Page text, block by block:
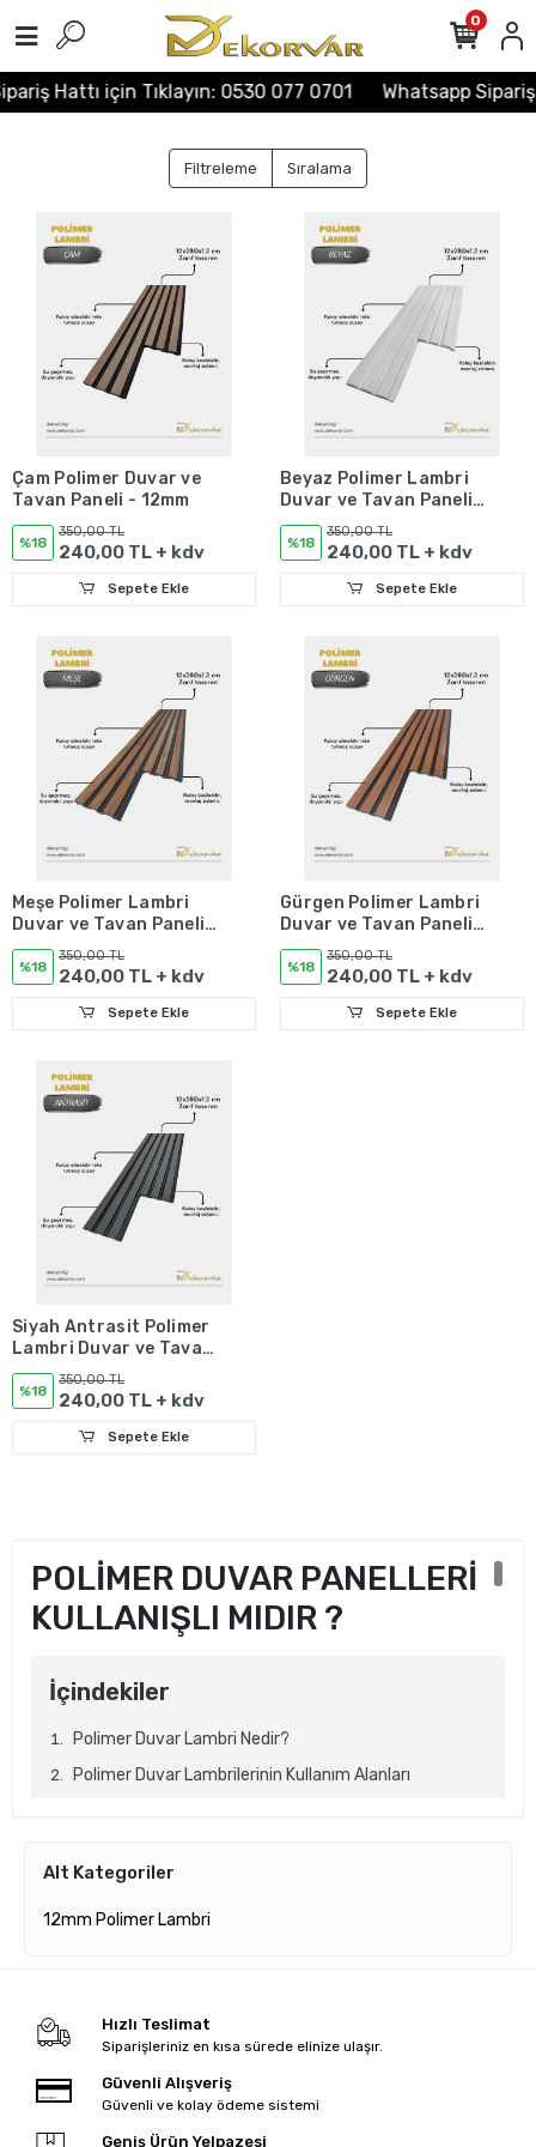
Hattı için Tıklayın: 0530 077 0701 Whatsapp
0
Filtreleme Sıralama
Çam Polimer Duvar ve
Tavan Paneli - 12mm
%18
350,00 TL
240,00 TL + kdv
Sepete Ekle
Beyaz Polimer Lambri
Duvar ve Tavan Paneli -
12mm
%18
350,00 TL
240,00 TL + kdv
Sepete Ekle
Meşe Polimer Lambri
Duvar ve Tavan Paneli -
12mm
%18
350,00 TL
240,00 TL + kdv
Sepete Ekle
Gürgen Polimer Lambri
Duvar ve Tavan Paneli -
12mm
%18
350,00 TL
240,00 TL + kdv
Sepete Ekle
Siyah Antrasit Polimer
Lambri Duvar ve Tavan
Paneli - 12mm
%18
350,00 TL
240,00 TL + kdv
Sepete Ekle
POLİMER DUVAR PANELLERİ
KULLANIŞLI MIDIR ?
İçindekiler
Polimer Duvar Lambri Nedir?
Polimer Duvar Lambrilerinin Kullanım Alanları
Sonuç: Estetikten Ödün Vermeden Maksimum
Dayanıklılık
Lambrileri:
Dayanıklılığı ve
Alt Kategoriler
12mm Polimer Lambri
Hızlı Teslimat
Siparişleriniz en kısa sürede elinize ulaşır.
Güvenli Alışveriş
Güvenli ve kolay ödeme sistemi
Geniş Ürün Yelpazesi